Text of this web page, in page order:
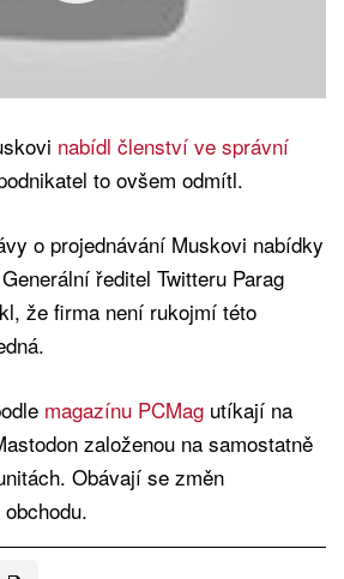
nabídl členství ve správní
to ovšem odmítl.
o projednávání Muskovi nabídky
ředitel Twitteru Parag
že firma není rukojmí této
magazínu PCMag utíkají na
založenou na samostatně
Obávají se změn